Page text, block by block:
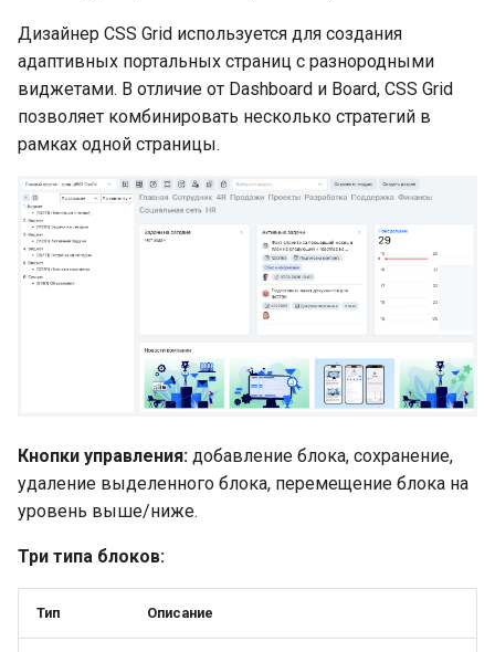
Дизайнер CSS Grid используется для создания
адаптивных портальных страниц с разнородными
виджетами. В отличие от Dashboard и Board, CSS Grid
позволяет комбинировать несколько стратегий в
рамках одной страницы.
Кнопки управления: добавление блока, сохранение,
удаление выделенного блока, перемещение блока на
уровень выше/ниже.
Три типа блоков:
Тип Описание